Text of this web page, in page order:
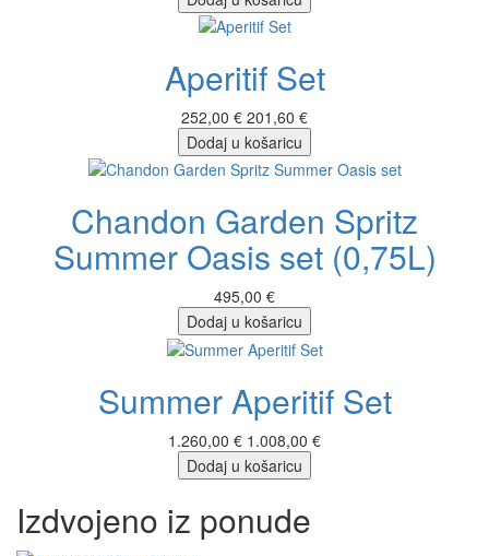
Aperitif Set
252,00 € 201,60 €
Dodaj u košaricu
Chandon Garden Spritz
Summer Oasis set (0,75L)
495,00 €
Dodaj u košaricu
Summer Aperitif Set
1.260,00 € 1.008,00 €
Dodaj u košaricu
Izdvojeno iz ponude